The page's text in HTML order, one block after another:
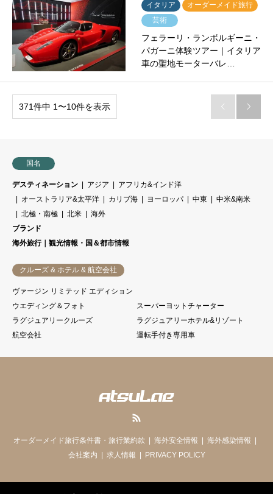
イタリア
オーダーメイド旅行
芸術
フェラーリ・ランボルギーニ・
パガーニ体験ツアー｜イタリア
車の聖地モーターバレ…
371件中 1〜10件を表示  
国名
デスティネーション アジア
アフリカ&インド洋
オーストラリア&太平洋
カリブ海 ヨーロッパ 中東
中米&南米
北極・南極
北米
海外
ブランド
海外旅行｜観光情報・国＆都市情報
クルーズ & ホテル & 航空会社
ヴァージン リミテッド エディション
ウエディング＆フォト
スーパーヨットチャーター
ラグジュアリークルーズ
ラグジュアリーホテル&リゾート
航空会社
運転手付き専用車
オーダーメイド旅行条件書・旅行業約款 海外安全情報
海外感染情報
会社案内
求人情報 PRIVACY POLICY